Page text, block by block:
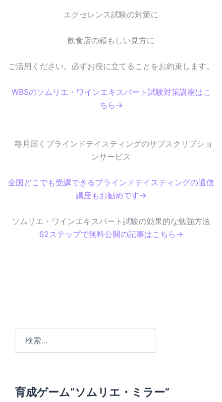
エクセレンス試験の対策に
飲食店の頼もしい見方に
ご活用ください。必ずお役に立てることをお約束します。
WBSのソムリエ・ワインエキスパート試験対策講座はこ
ちら→
毎月届くブラインドテイスティングのサブスクリプショ
ンサービス
全国どこでも受講できるブラインドテイスティングの通信
講座もお勧めです→
ソムリエ・ワインエキスパート試験の効果的な勉強方法
62ステップで無料公開の記事はこちら→
育成ゲーム”ソムリエ・ミラー”